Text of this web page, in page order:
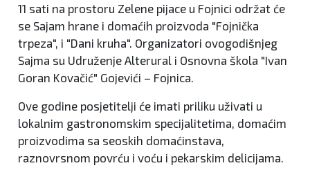
11 sati na prostoru Zelene pijace u Fojnici održat će
se Sajam hrane i domaćih proizvoda "Fojnička
trpeza", i "Dani kruha". Organizatori ovogodišnjeg
Sajma su Udruženje Alterural i Osnovna škola "Ivan
Goran Kovačić" Gojevići – Fojnica.
Ove godine posjetitelji će imati priliku uživati u
lokalnim gastronomskim specijalitetima, domaćim
proizvodima sa seoskih domaćinstava,
raznovrsnom povrću i voću i pekarskim delicijama.